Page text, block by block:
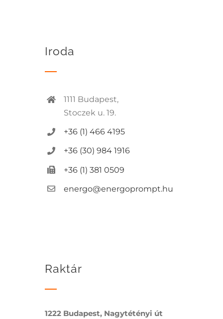
Iroda
1111 Budapest,
Stoczek u. 19.
+36 (1) 466 4195
+36 (30) 984 1916
+36 (1) 381 0509
energo@energoprompt.hu
Raktár
1222 Budapest, Nagytétényi út